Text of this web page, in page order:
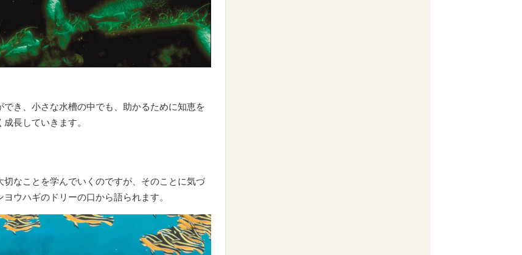
き、小さな水槽の中でも、助かるために知恵を
長していきます。
なことを学んでいくのですが、そのことに気づ
ウハギのドリーの口から語られます。